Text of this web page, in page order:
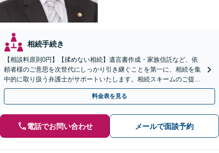
相続手続き
【相談料原則0円】【揉めない相続】遺言書作成・家族信託など、依
頼者様のご意思を次世代にしっかり引き継ぐことを第一に、相続を集
中的に取り扱う弁護士がサポートいたします。相続スキームのご提案
から遺言執行まで責任を持って対応させていただきます。
料金表を見る
電話でお問い合わせ メールで面談予約